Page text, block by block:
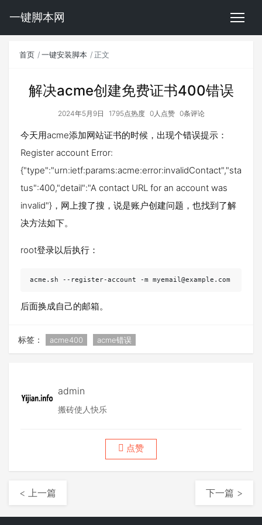
一键脚本网
首页 一键安装脚本 正文
解决acme创建免费证书400错误
2024年5月9日 1795点热度 0人点赞 0条评论
今天用acme添加网站证书的时候，出现个错误提示：
Register account Error:
{"type":"urn:ietf:params:acme:error:invalidContact","sta
tus":400,"detail":"A contact URL for an account was
invalid"}，网上搜了搜，说是账户创建问题，也找到了解
决方法如下。
root登录以后执行：
acme.sh --register-account -m myemail@example.com
后面换成自己的邮箱。
标签： acme400 acme错误
admin
搬砖使人快乐
点赞
< 上一篇 下一篇 >